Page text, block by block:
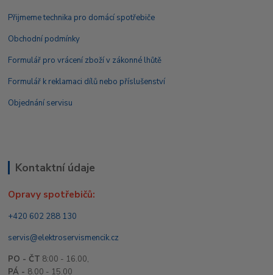
Přijmeme technika pro domácí spotřebiče
Obchodní podmínky
Formulář pro vrácení zboží v zákonné lhůtě
Formulář k reklamaci dílů nebo příslušenství
Objednání servisu
Kontaktní údaje
Opravy spotřebičů:
+420 602 288 130
servis@elektroservismencik.cz
PO - ČT 8:00 - 16.00,
PÁ - 8.00 - 15.00